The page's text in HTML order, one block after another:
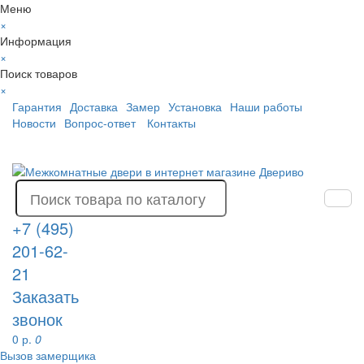
Меню
×
Информация
×
Поиск товаров
×
Гарантия Доставка Замер Установка Наши работы
Новости Вопрос-ответ Контакты
+7 (495)
201-62-
21
Заказать
звонок
0 р. 0
Вызов замерщика